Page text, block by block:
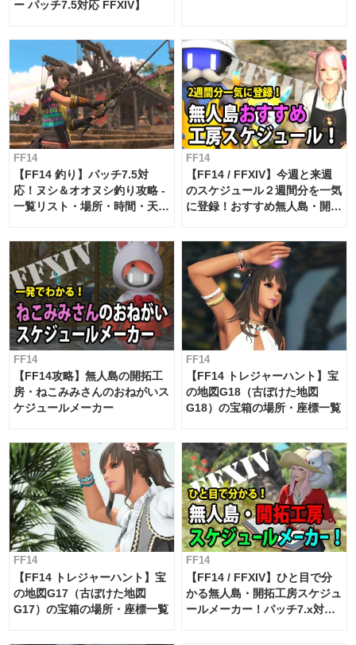
ー パッチ7.5対応 FFXIV】
FF14
【FF14 釣り】パッチ7.5対
応！ヌシ＆オオヌシ釣り攻略 -
一覧リスト・場所・時間・天
FF14
【FF14 / FFXIV】今週と来週
のスケジュール２週間分を一気
に登録！おすすめ無人島・開拓
FF14
【FF14攻略】無人島の開拓工
房・ねこみみさんのおねがいス
ケジュールメーカー
FF14
【FF14 トレジャーハント】宝
の地図G18（古ぼけた地図
G18）の宝箱の場所・座標一覧
FF14
【FF14 トレジャーハント】宝
の地図G17（古ぼけた地図
G17）の宝箱の場所・座標一覧
FF14
【FF14 / FFXIV】ひと目で分
かる無人島・開拓工房スケジュ
ールメーカー！パッチ7.x対応